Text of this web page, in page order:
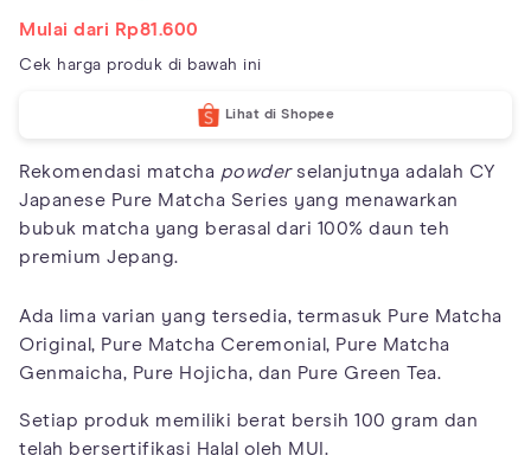
Mulai dari Rp81.600
Cek harga produk di bawah ini
Lihat di Shopee
Rekomendasi matcha powderselanjutnya adalah CY
Japanese Pure Matcha Series yang menawarkan
bubuk matcha yang berasal dari 100% daun teh
premium Jepang.
Ada lima varian yang tersedia, termasuk Pure Matcha
Original, Pure Matcha Ceremonial, Pure Matcha
Genmaicha, Pure Hojicha, dan Pure Green Tea.
Setiap produk memiliki berat bersih 100 gram dan
telah bersertifikasi Halal oleh MUI.